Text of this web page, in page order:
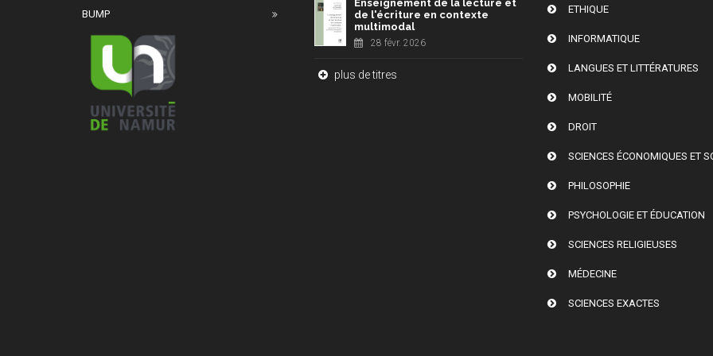
BUMP
Enseignement de la lecture et
de l'écriture en contexte
multimodal
28 févr. 2026
plus de titres
ETHIQUE
INFORMATIQUE
LANGUES ET LITTÉRATURES
MOBILITÉ
DROIT
SCIENCES ÉCONOMIQUES ET
PHILOSOPHIE
PSYCHOLOGIE ET ÉDUCATION
SCIENCES RELIGIEUSES
MÉDECINE
SCIENCES EXACTES